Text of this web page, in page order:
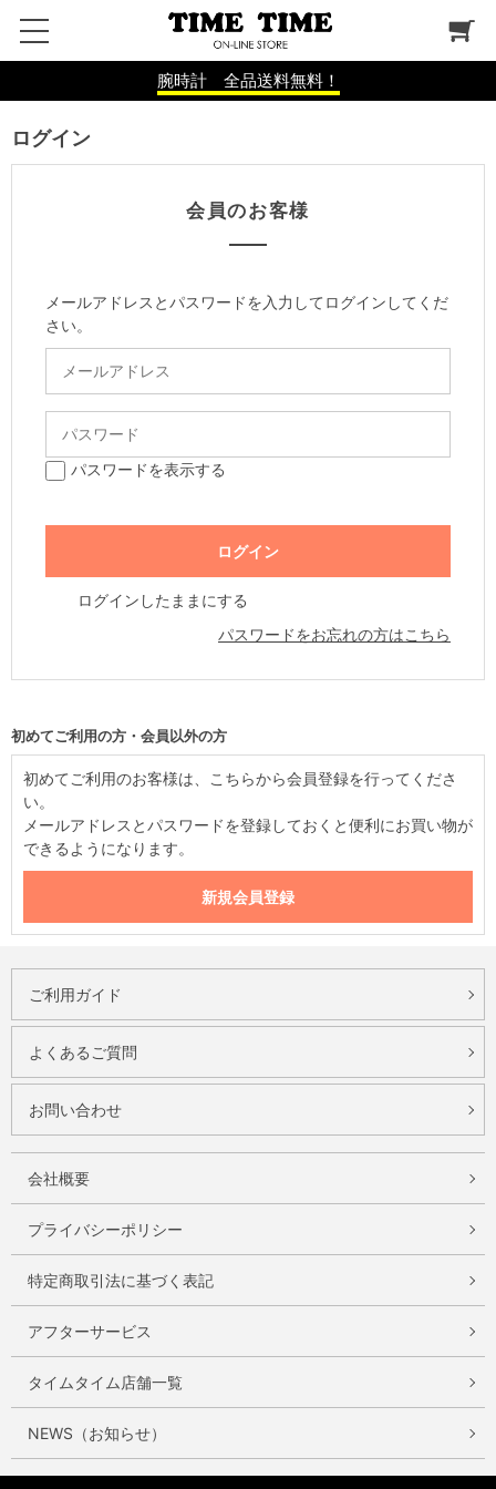
腕時計 全品送料無料！
ログイン
会員のお客様
メールアドレスとパスワードを入力してログインしてくだ
さい。
パスワードを表示する
ログインしたままにする
パスワードをお忘れの方はこちら
初めてご利用の方・会員以外の方
初めてご利用のお客様は、こちらから会員登録を行ってくださ
い。
メールアドレスとパスワードを登録しておくと便利にお買い物が
できるようになります。
ご利用ガイド
よくあるご質問
お問い合わせ
会社概要
プライバシーポリシー
特定商取引法に基づく表記
アフターサービス
タイムタイム店舗一覧
NEWS（お知らせ）